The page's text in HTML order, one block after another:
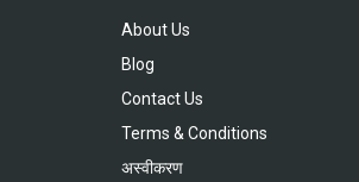
About Us
Blog
Contact Us
Terms & Conditions
अस्वीकरण